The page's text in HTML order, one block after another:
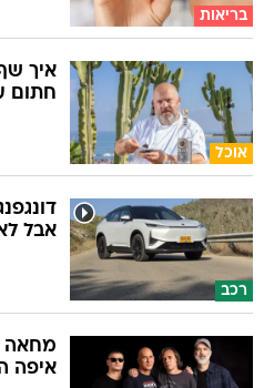
בריאות
אוכל
איך
חתום
רכב
אבל
מחאה
איפה